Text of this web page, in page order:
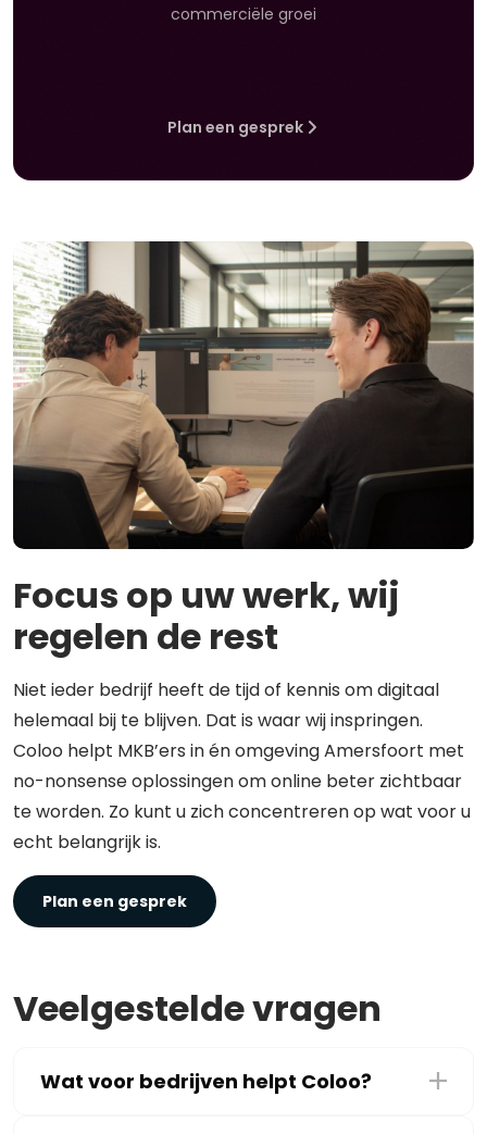
commerciële groei
Plan een gesprek
Focus op uw werk, wij
regelen de rest
Niet ieder bedrijf heeft de tijd of kennis om digitaal
helemaal bij te blijven. Dat is waar wij inspringen.
Coloo helpt MKB’ers in én omgeving Amersfoort met
no-nonsense oplossingen om online beter zichtbaar
te worden. Zo kunt u zich concentreren op wat voor u
echt belangrijk is.
Plan een gesprek
Veelgestelde vragen
Wat voor bedrijven helpt Coloo?